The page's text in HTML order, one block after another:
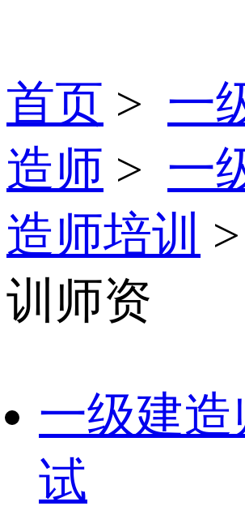
首页 > 一
造师 > 一
造师培训
训师资
一级建造
试